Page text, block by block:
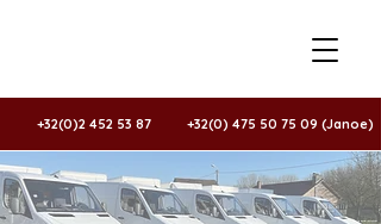
+32(0)2 452 53 87 +32(0) 475 50 75 09 (Janoe)